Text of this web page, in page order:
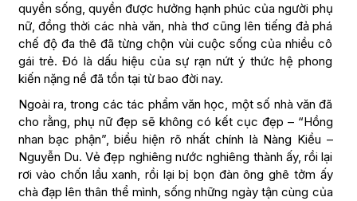
quyền sống, quyền được hưởng hạnh phúc của người phụ
nữ, đồng thời các nhà văn, nhà thơ cũng lên tiếng đả phá
chế độ đa thê đã từng chộn vùi cuộc sống của nhiều cô
gái trẻ. Đó là dấu hiệu của sự rạn nứt ý thức hệ phong
kiến nặng nề đã tồn tại từ bao đời nay.
Ngoài ra, trong các tác phẩm văn học, một số nhà văn đã
cho rằng, phụ nữ đẹp sẽ không có kết cục đẹp – “Hồng
nhan bạc phận”, biểu hiện rõ nhất chính là Nàng Kiều –
Nguyễn Du. Vẻ đẹp nghiêng nước nghiêng thành ấy, rồi lại
rơi vào chốn lầu xanh, rồi lại bị bọn đàn ông ghê tởm ấy
chà đạp lên thân thể mình, sống những ngày tận cùng của